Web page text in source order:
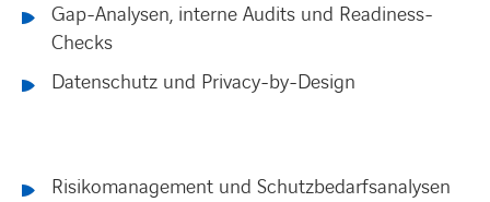
Gap-Analysen, interne Audits und Readiness-
Checks
Datenschutz und Privacy-by-Design
Risikomanagement und Schutzbedarfsanalysen